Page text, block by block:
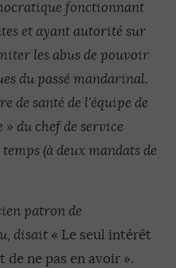
fonctionnant
et ayant autorité sur
les abus de pouvoir
du passé mandarinal.
de santé de l’équipe de
du chef de service
(à deux mandats de
patron de
disait « Le seul intérêt
de ne pas en avoir ».